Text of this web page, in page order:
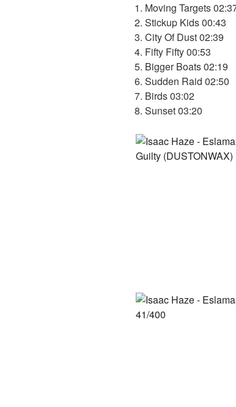
1. Moving Targets
2. Stickup Kids 00:43
3. City Of Dust 02:39
4. Fifty Fifty 00:53
5. Bigger Boats 02:19
6. Sudden Raid 02:50
7. Birds 03:02
8. Sunset 03:20